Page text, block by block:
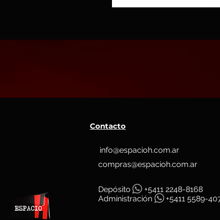
Contacto
info@espacioh.com.ar
compras@espacioh.com.ar
Depósito
+5411 2248-8168
Administración
+5411 5589-